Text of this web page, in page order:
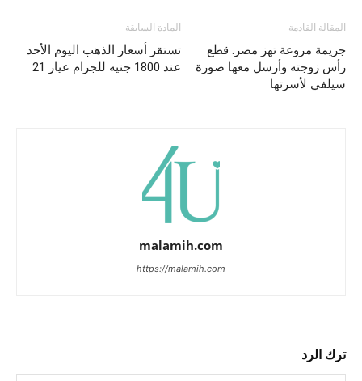
المادة السابقة
تستقر أسعار الذهب اليوم الأحد
عند 1800 جنيه للجرام عيار 21
المقالة القادمة
جريمة مروعة تهز مصر. قطع
رأس زوجته وأرسل معها صورة
سيلفي لأسرتها
malamih.com
https://malamih.com
ترك الرد